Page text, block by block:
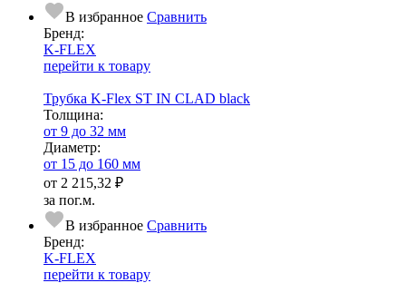
В избранное Сравнить
Бренд:
K-FLEX
перейти к товару
Трубка K-Flex ST IN CLAD black
Тол­щи­на:
от 9 до 32 мм
Диаметр:
от 15 до 160 мм
от 2 215,32 ₽
за пог.м.
В избранное Сравнить
Бренд:
K-FLEX
перейти к товару